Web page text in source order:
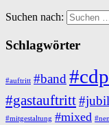
Suchen nach:
Schlagwörter
#auftritt #band
#gastauftritt
#mitgestaltung #mixed